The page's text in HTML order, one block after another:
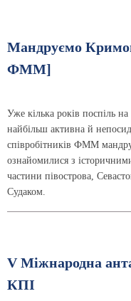
Мандруємо
ФММ]
Уже кілька років поспіль
найбільш активна й
співробітників ФММ
ознайомилися з
частини півострова,
Судаком.
V Міжнародна
КПІ